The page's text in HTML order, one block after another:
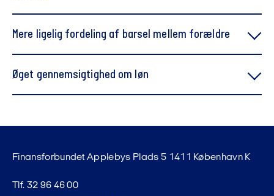
eksisterende lønmodtagerrettigheder. En ny regering skal stå vagt
om de standarder, vi allerede har opnået.
Den globale tilbagerulning på diversitet og inklusion bekymrer os,
aktivt for flere kvindelige ledere i den finansielle sektor, fordi
mangfoldighed i ledelse giver bedre beslutninger, sundere
Mere ligelig fordeling af barsel mellem forældre
Øget gennemsigtighed om løn
Finansforbundet Applebys Plads 5 1411 København K
Tlf. 32 96 46 00